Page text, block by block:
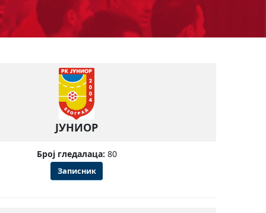
ЈУНИОР
Број гледалаца: 80
Записник